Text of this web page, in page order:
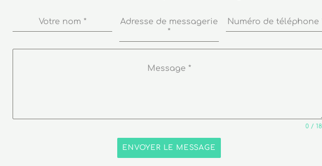
Votre nom *
Adresse de messagerie
*
Numéro de téléphone
Message *
0 /
ENVOYER LE MESSAGE